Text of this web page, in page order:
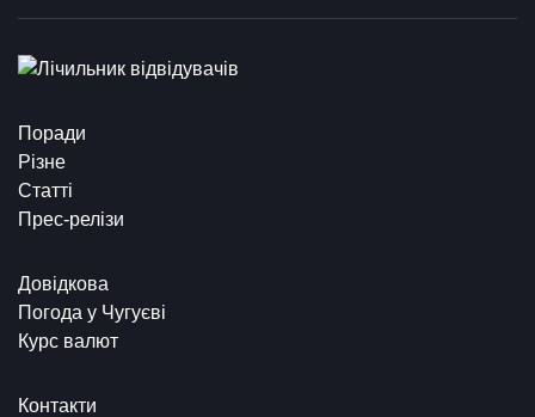
Поради
Різне
Статті
Прес-релізи
Довідкова
Погода у Чугуєві
Курс валют
Контакти